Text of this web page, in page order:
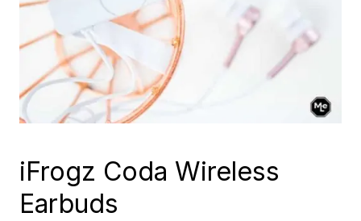
iFrogz Coda Wireless
Earbuds